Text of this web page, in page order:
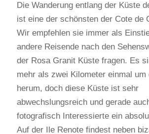
Die Wanderung entlang der Küste
ist eine der schönsten der Cote de
Wir empfehlen sie immer als
andere Reisende nach den
der Rosa Granit Küste fragen. Es
mehr als zwei Kilometer einmal um
herum, doch diese Küste ist sehr
abwechslungsreich und gerade
fotografisch Interessierte ein
Auf der Ile Renote findest neben